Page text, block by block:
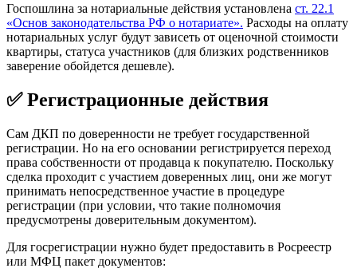
Госпошлина за нотариальные действия установлена ст. 22.1
«Основ законодательства РФ о нотариате». Расходы на оплату
нотариальных услуг будут зависеть от оценочной стоимости
квартиры, статуса участников (для близких родственников
заверение обойдется дешевле).
✅ Регистрационные действия
Сам ДКП по доверенности не требует государственной
регистрации. Но на его основании регистрируется переход
права собственности от продавца к покупателю. Поскольку
сделка проходит с участием доверенных лиц, они же могут
принимать непосредственное участие в процедуре
регистрации (при условии, что такие полномочия
предусмотрены доверительным документом).
Для госрегистрации нужно будет предоставить в Росреестр
или МФЦ пакет документов: